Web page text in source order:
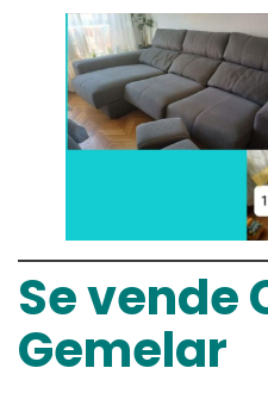
Se vende
Gemelar